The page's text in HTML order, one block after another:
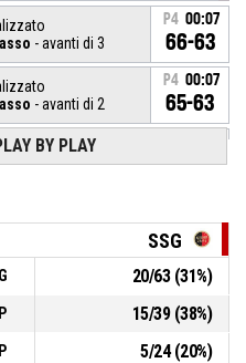
- avanti di 3
P4 00:07
66-63
- avanti di 2
P4 00:07
65-63
8, Verona C., Fallo personale
P4 00:09
, Fallo personale
BY PLAY
SSG
20/63(31%)
15/39(38%)
5/24(20%)